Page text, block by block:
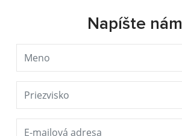
Napíšte nám